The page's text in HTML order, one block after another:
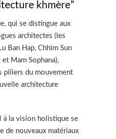
khmère”
qui se distingue aux
architectes (les
Ban Hap, Chhim Sun
et Mam Sophana),
piliers du mouvement
architecture
à la vision holistique se
de nouveaux matériaux